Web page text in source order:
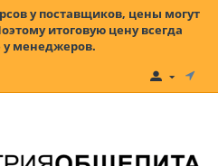
у поставщиков, цены могут
итоговую цену всегда
у менеджеров.